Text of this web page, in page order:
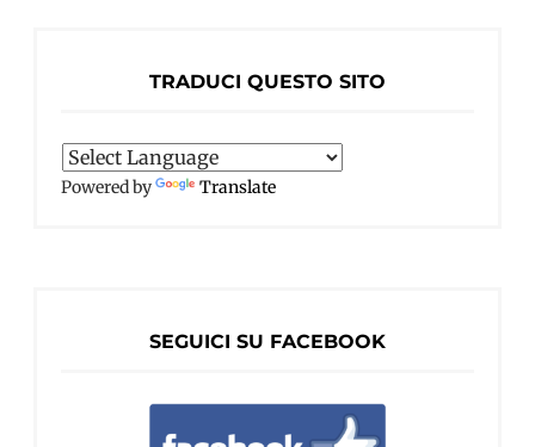
TRADUCI QUESTO SITO
Powered by Translate
SEGUICI SU FACEBOOK